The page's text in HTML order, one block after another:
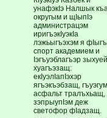
унафэкIэ Налшык
округым и щIыпIэ
администрацэм
иригъэкIуэкIа
лэжьыгъэхэм я
спорт академием и
Iэгъуэблагъэр
хуагъэзащ:
екIуэлIапIэхэр
ягъэкъэбзащ,
асфальт тралъхьащ,
зэпрыупIэм деж
светофор фIадзащ.